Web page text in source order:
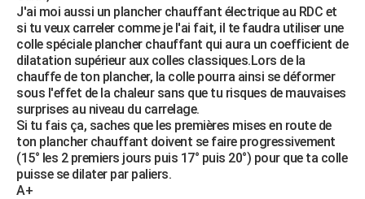
J'ai moi aussi un plancher chauffant électrique au RDC et
si tu veux carreler comme je l'ai fait, il te faudra utiliser une
colle spéciale plancher chauffant qui aura un coefficient de
dilatation supérieur aux colles classiques.Lors de la
chauffe de ton plancher, la colle pourra ainsi se déformer
sous l'effet de la chaleur sans que tu risques de mauvaises
surprises au niveau du carrelage.
Si tu fais ça, saches que les premières mises en route de
ton plancher chauffant doivent se faire progressivement
(15° les 2 premiers jours puis 17° puis 20°) pour que ta colle
puisse se dilater par paliers.
A+